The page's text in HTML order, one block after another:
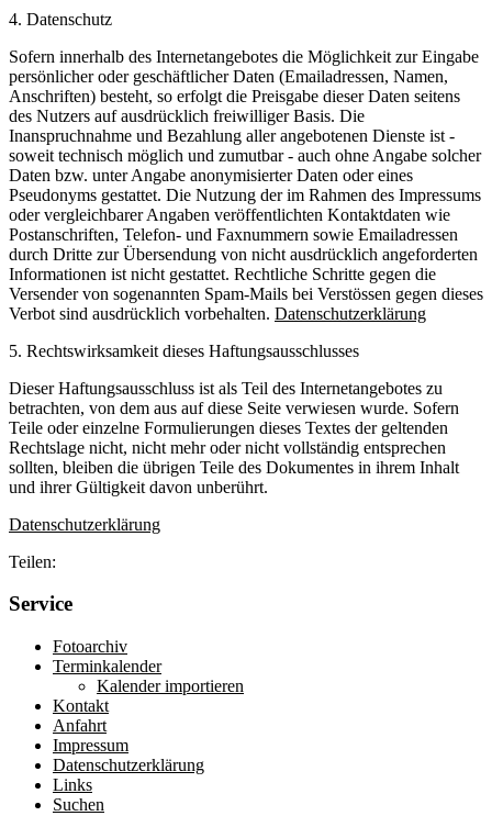
4. Datenschutz
Sofern innerhalb des Internetangebotes die Möglichkeit zur Eingabe
persönlicher oder geschäftlicher Daten (Emailadressen, Namen,
Anschriften) besteht, so erfolgt die Preisgabe dieser Daten seitens
des Nutzers auf ausdrücklich freiwilliger Basis. Die
Inanspruchnahme und Bezahlung aller angebotenen Dienste ist -
soweit technisch möglich und zumutbar - auch ohne Angabe solcher
Daten bzw. unter Angabe anonymisierter Daten oder eines
Pseudonyms gestattet. Die Nutzung der im Rahmen des Impressums
oder vergleichbarer Angaben veröffentlichten Kontaktdaten wie
Postanschriften, Telefon- und Faxnummern sowie Emailadressen
durch Dritte zur Übersendung von nicht ausdrücklich angeforderten
Informationen ist nicht gestattet. Rechtliche Schritte gegen die
Versender von sogenannten Spam-Mails bei Verstössen gegen dieses
Verbot sind ausdrücklich vorbehalten. Datenschutzerklärung
5. Rechtswirksamkeit dieses Haftungsausschlusses
Dieser Haftungsausschluss ist als Teil des Internetangebotes zu
betrachten, von dem aus auf diese Seite verwiesen wurde. Sofern
Teile oder einzelne Formulierungen dieses Textes der geltenden
Rechtslage nicht, nicht mehr oder nicht vollständig entsprechen
sollten, bleiben die übrigen Teile des Dokumentes in ihrem Inhalt
und ihrer Gültigkeit davon unberührt.
Datenschutzerklärung
Teilen:
Service
Fotoarchiv
Terminkalender
Kalender importieren
Kontakt
Anfahrt
Impressum
Datenschutzerklärung
Links
Suchen